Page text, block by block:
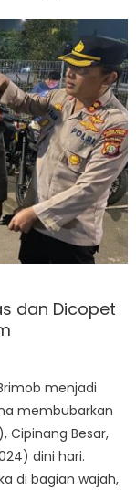
dan Dicopet
menjadi
membubarkan
Cipinang Besar,
dini hari.
di bagian wajah,